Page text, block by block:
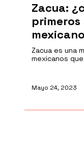
Zacua:
Zacua es una
mexicanos
Mayo 24, 2023